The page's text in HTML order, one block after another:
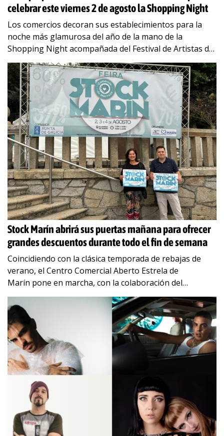
celebrar este viernes 2 de agosto la Shopping Night
Los comercios decoran sus establecimientos para la
noche más glamurosa del año de la mano de la
Shopping Night acompañada del Festival de Artistas de
Rúa Las más de 40…
Stock Marín abrirá sus puertas mañana para ofrecer
grandes descuentos durante todo el fin de semana
Coincidiendo con la clásica temporada de rebajas de
verano, el Centro Comercial Aberto Estrela de
Marín pone en marcha, con la colaboración del
Concello, del viernes 2 al domingo 4 de agosto,…